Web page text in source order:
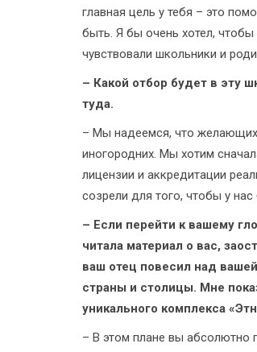
главная цель у тебя – это
быть. Я бы очень хотел,
чувствовали школьники и
– Какой отбор будет в эту
туда.
– Мы надеемся, что желающих
иногородних. Мы хотим
лицензии и аккредитации
созрели для того, чтобы у
– Если перейти к вашему
читала материал о вас,
ваш отец повесил над
страны и столицы. Мне
уникального комплекса
– В этом плане вы абсолютно